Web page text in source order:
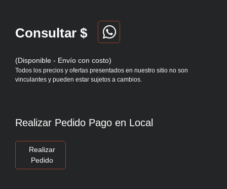
Consultar $
(Disponible - Envío con costo)
Todos los precios y ofertas presentados en nuestro sitio no son
vinculantes y pueden estar sujetos a cambios.
Realizar Pedido Pago en Local
Realizar
Pedido